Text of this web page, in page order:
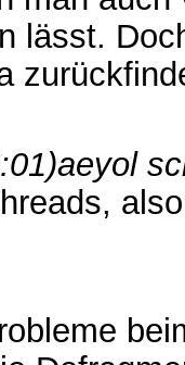
lässt.
aeyol